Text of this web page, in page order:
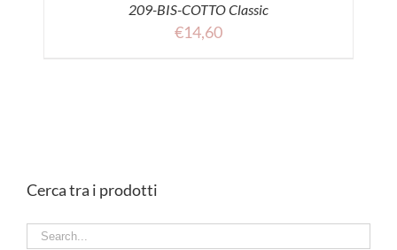
209-BIS-COTTO Classic
€14,60
Cerca tra i prodotti